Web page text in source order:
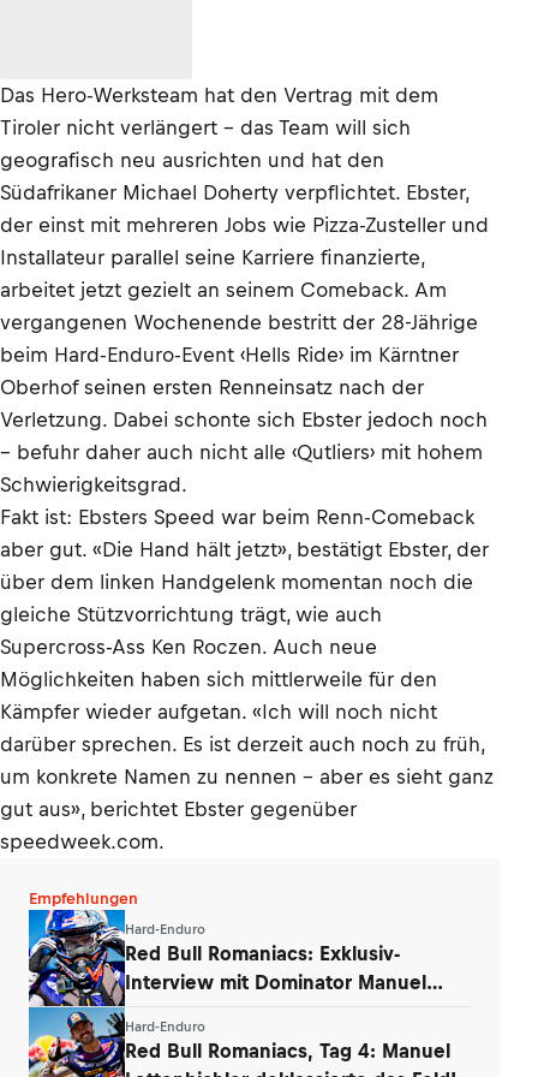
Das Hero-Werksteam hat den Vertrag mit dem
Tiroler nicht verlängert – das Team will sich
geografisch neu ausrichten und hat den
Südafrikaner Michael Doherty verpflichtet. Ebster,
der einst mit mehreren Jobs wie Pizza-Zusteller und
Installateur parallel seine Karriere finanzierte,
arbeitet jetzt gezielt an seinem Comeback. Am
vergangenen Wochenende bestritt der 28-Jährige
beim Hard-Enduro-Event ‹Hells Ride› im Kärntner
Oberhof seinen ersten Renneinsatz nach der
Verletzung. Dabei schonte sich Ebster jedoch noch
– befuhr daher auch nicht alle ‹Qutliers› mit hohem
Schwierigkeitsgrad.
Fakt ist: Ebsters Speed war beim Renn-Comeback
aber gut. «Die Hand hält jetzt», bestätigt Ebster, der
über dem linken Handgelenk momentan noch die
gleiche Stützvorrichtung trägt, wie auch
Supercross-Ass Ken Roczen. Auch neue
Möglichkeiten haben sich mittlerweile für den
Kämpfer wieder aufgetan. «Ich will noch nicht
darüber sprechen. Es ist derzeit auch noch zu früh,
um konkrete Namen zu nennen – aber es sieht ganz
gut aus», berichtet Ebster gegenüber
speedweek.com.
Empfehlungen
Hard-Enduro
Red Bull Romaniacs: Exklusiv-
Interview mit Dominator Manuel
Hard-Enduro
Red Bull Romaniacs, Tag 4: Manuel